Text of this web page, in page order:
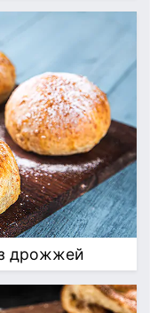
дрожжей